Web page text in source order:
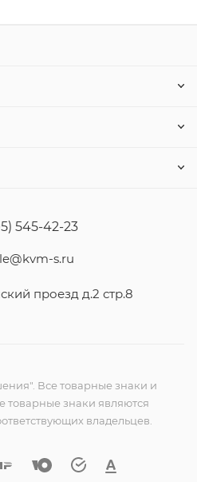
545-42-23
s.ru
проезд д.2 стр.8
Все товарные знаки и
товарные знаки являются
владельцев.